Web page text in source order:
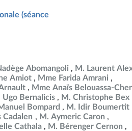
(séance
Abomangoli
M. Laurent
Amiot
Mme Farida Amrani
Mme Anaïs Belouassa-
Ugo Bernalicis
M. Christophe Bex
Bompard
M. Idir Boumertit
Cadalen
M. Aymeric Caron
Cathala
M. Bérenger Cernon